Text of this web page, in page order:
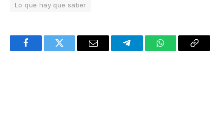
Lo que hay que saber
FacebookTwitter Email TelegramWhatsAppCopy